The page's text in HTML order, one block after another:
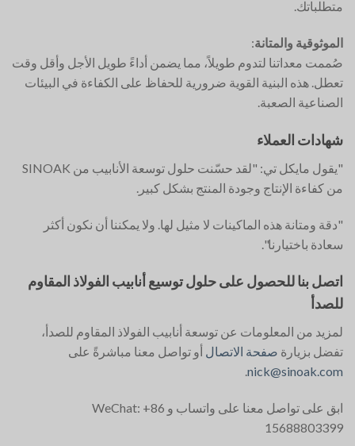
متطلباتك.
الموثوقية والمتانة:
صُممت معداتنا لتدوم طويلاً، مما يضمن أداءً طويل الأجل وأقل وقت
تعطل. هذه البنية القوية ضرورية للحفاظ على الكفاءة في البيئات
الصناعية الصعبة.
شهادات العملاء
"يقول مايكل تي: "لقد حسّنت حلول توسعة الأنابيب من SINOAK
من كفاءة الإنتاج وجودة المنتج بشكل كبير.
"دقة ومتانة هذه الماكينات لا مثيل لها. ولا يمكننا أن نكون أكثر
سعادة باختيارنا".
اتصل بنا للحصول على حلول توسيع أنابيب الفولاذ المقاوم
للصدأ
لمزيد من المعلومات عن توسعة أنابيب الفولاذ المقاوم للصدأ،
تفضل بزيارة صفحة الاتصال أو تواصل معنا مباشرةً على
nick@sinoak.com
.
ابق على تواصل معنا على واتساب و WeChat: +86
15688803399